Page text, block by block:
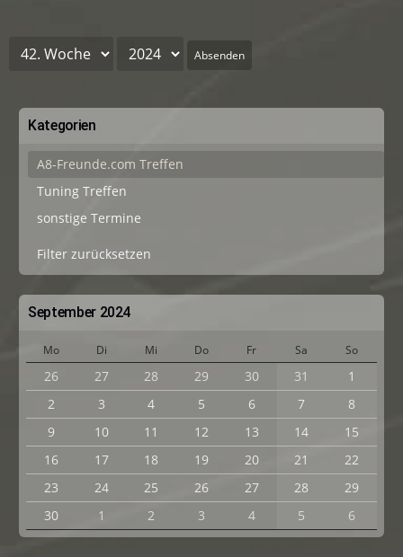
Absenden
Kategorien
A8-Freunde.com Treffen
Tuning Treffen
sonstige Termine
Filter zurücksetzen
September 2024
Mo Di Mi Do Fr Sa So
26 27 28 29 30 31
1
2
3 4 5 6 7
8
9
10 11 12 13 14
15
16
17 18 19 20 21
22
23
24 25 26 27 28
29
30
1 2 3 4 5 6